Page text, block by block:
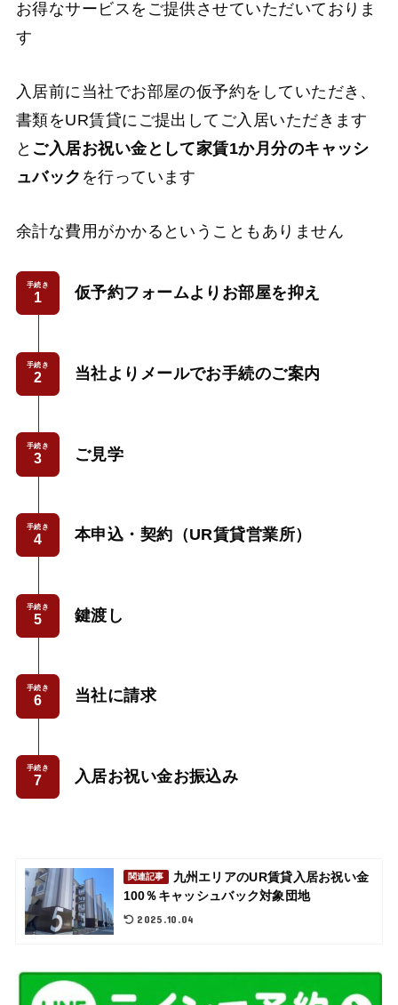
お得なサービスをご提供させていただいておりま
す
入居前に当社でお部屋の仮予約をしていただき、
書類をUR賃貸にご提出してご入居いただきます
と ご入居お祝い金として家賃1か月分のキャッシ
ュバック を行っています
余計な費用がかかるということもありません
手続き 仮予約フォームよりお部屋を抑え
手続き 当社よりメールでお手続のご案内
手続き ご見学
手続き 本申込・契約（UR賃貸営業所）
手続き 鍵渡し
手続き 当社に請求
手続き 入居お祝い金お振込み
関連記事
九州エリアのUR賃貸入居お祝い金
100％キャッシュバック対象団地
2025.10.04